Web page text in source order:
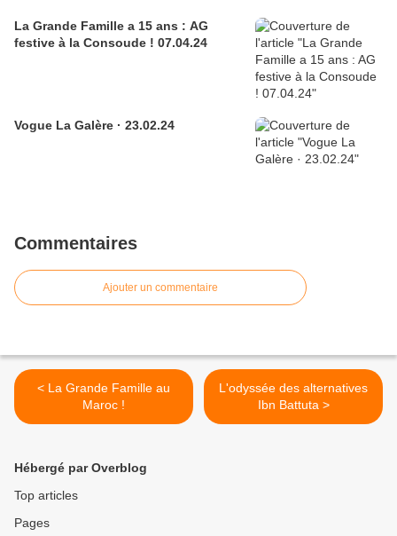
La Grande Famille a 15 ans : AG
festive à la Consoude ! 07.04.24
Vogue La Galère · 23.02.24
Commentaires
Ajouter un commentaire
< La Grande Famille au
Maroc !
L'odyssée des alternatives
Ibn Battuta >
Hébergé par Overblog
Top articles
Pages